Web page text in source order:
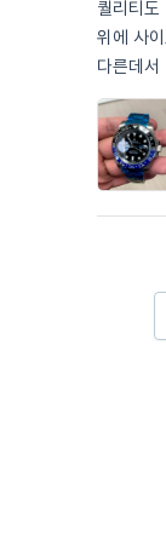
퀄리티도
위에 사
다른데